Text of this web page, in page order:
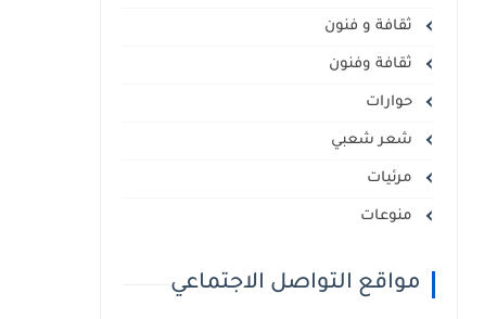
ثقافة و فنون
ثقافة وفنون
حوارات
شعر شعبي
مرئيات
منوعات
مواقع التواصل الاجتماعي